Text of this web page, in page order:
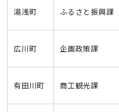
湯浅町 ふるさと振興課
広川町 企画政策課
有田川町 商工観光課